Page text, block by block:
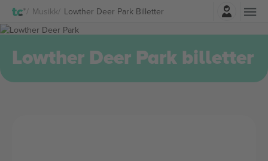
Musikk Lowther Deer Park BilletterLogg Inn
Lowther Deer Park billetter